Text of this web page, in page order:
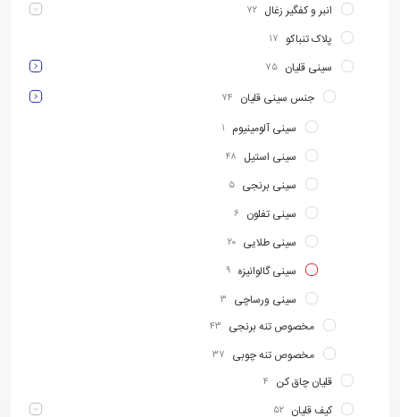
انبر و کفگیر زغال ۷۲
پلاک تنباکو ۱۷
سینی قلیان ۷۵
جنس سینی قلیان ۷۴
سینی آلومینیوم ۱
سینی استیل ۴۸
سینی برنجی ۵
سینی تفلون ۶
سینی طلایی ۲۰
سینی گالوانیزه ۹
سینی ورساچی ۳
مخصوص تنه برنجی ۴۳
مخصوص تنه چوبی ۳۷
قلیان چاق کن ۴
کیف قلیان ۵۲